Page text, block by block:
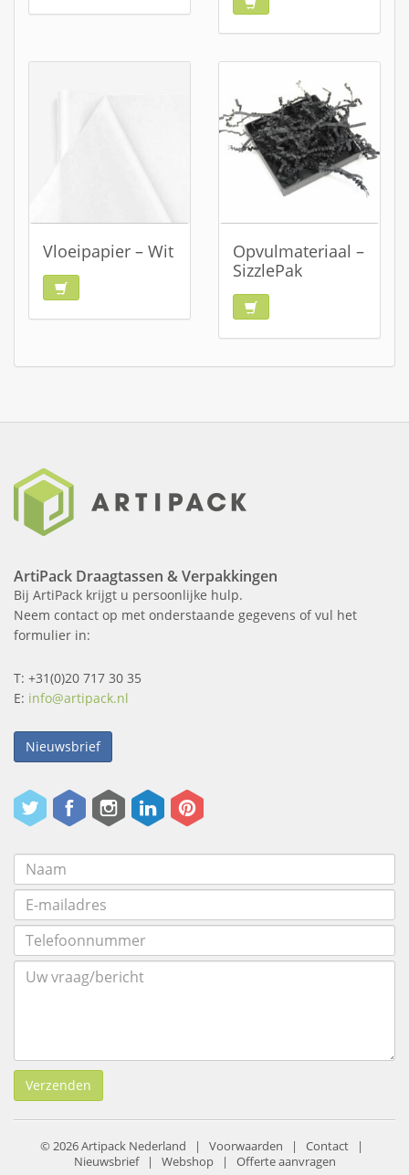
Vloeipapier – Wit
Opvulmateriaal –
SizzlePak
ArtiPack Draagtassen & Verpakkingen
Bij ArtiPack krijgt u persoonlijke hulp.
Neem contact op met onderstaande gegevens of vul het
formulier in:
T: +31(0)20 717 30 35
E: info@artipack.nl
Nieuwsbrief
Verzenden
© 2026 Artipack Nederland | Voorwaarden | Contact |
Nieuwsbrief| Webshop| Offerte aanvragen